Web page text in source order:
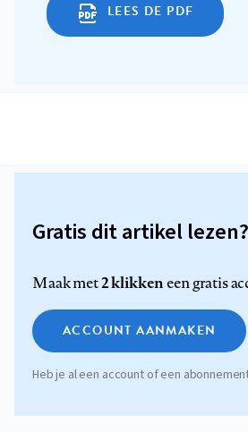
LEES DE PDF
Gratis dit artikel lezen?
Maak met2 klikkeneen gratis
ACCOUNT AANMAKEN
Heb je al een account of een